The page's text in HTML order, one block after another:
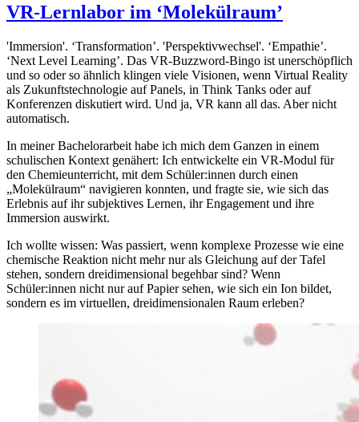
VR-Lernlabor im ‘Molekülraum’
'Immersion'. ‘Transformation’. 'Perspektivwechsel'. ‘Empathie’.
‘Next Level Learning’. Das VR-Buzzword-Bingo ist unerschöpflich
und so oder so ähnlich klingen viele Visionen, wenn Virtual Reality
als Zukunftstechnologie auf Panels, in Think Tanks oder auf
Konferenzen diskutiert wird. Und ja, VR kann all das. Aber nicht
automatisch.
In meiner Bachelorarbeit habe ich mich dem Ganzen in einem
schulischen Kontext genähert: Ich entwickelte ein VR-Modul für
den Chemieunterricht, mit dem Schüler:innen durch einen
„Molekülraum“ navigieren konnten, und fragte sie, wie sich das
Erlebnis auf ihr subjektives Lernen, ihr Engagement und ihre
Immersion auswirkt.
Ich wollte wissen: Was passiert, wenn komplexe Prozesse wie eine
chemische Reaktion nicht mehr nur als Gleichung auf der Tafel
stehen, sondern dreidimensional begehbar sind? Wenn
Schüler:innen nicht nur auf Papier sehen, wie sich ein Ion bildet,
sondern es im virtuellen, dreidimensionalen Raum erleben?